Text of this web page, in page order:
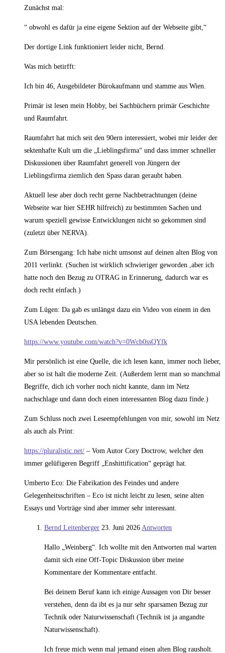
Zunächst mal:
“ obwohl es dafür ja eine eigene Sektion auf der Webseite gibt,“
Der dortige Link funktioniert leider nicht, Bernd.
Was mich betirfft:
Ich bin 46, Ausgebildeter Bürokaufmann und stamme aus Wien.
Primär ist lesen mein Hobby, bei Sachbüchern primär Geschichte
und Raumfahrt.
Raumfahrt hat mich seit den 90ern interessiert, wobei mir leider der
sektenhafte Kult um die „Lieblingsfirma“ und dass immer schneller
Diskussionen über Raumfahrt generell von Jüngern der
Lieblingsfirma ziemlich den Spass daran geraubt haben.
Aktuell lese aber doch recht gerne Nachbetrachtungen (deine
Webseite war hier SEHR hilfreich) zu bestimmten Sachen und
warum speziell gewisse Entwicklungen nicht so gekommen sind
(zuletzt über NERVA).
Zum Börsengang: Ich habe nicht umsonst auf deinen alten Blog von
2011 verlinkt. (Suchen ist wirklich schwieriger geworden ,aber ich
hatte noch den Bezug zu OTRAG in Erinnerung, dadurch war es
doch recht einfach.)
Zum Lügen: Da gab es unlängst dazu ein Video von einem in den
USA lebenden Deutschen.
https://www.youtube.com/watch?v=0Wcb0ssQYfk
Mir persönlich ist eine Quelle, die ich lesen kann, immer noch lieber,
aber so ist halt die moderne Zeit. (Außerdem lernt man so manchmal
Begriffe, dich ich vorher noch nicht kannte, dann im Netz
nachschlage und dann doch einen interessanten Blog dazu finde.)
Zum Schluss noch zwei Leseempfehlungen von mir, sowohl im Netz
als auch als Print:
https://pluralistic.net/ – Vom Autor Cory Doctrow, welcher den
immer gelüfigeren Begriff „Enshittification“ geprägt hat.
Umberto Eco: Die Fabrikation des Feindes und andere
Gelegenheitsschriften – Eco ist nicht leicht zu lesen, seine alten
Essays und Vorträge sind aber immer sehr interessant.
Bernd Leitenberger 23. Juni 2026 Antworten
Hallo „Weinberg“. Ich wollte mit den Antworten mal warten
damit sich eine Off-Topic Diskussion über meine
Kommentare der Kommentare entfacht.
Bei deinem Beruf kann ich einige Aussagen von Dir besser
verstehen, denn da ibt es ja nur sehr sparsamen Bezug zur
Technik oder Naturwissenschaft (Technik ist ja angandte
Naturwissenschaft).
Ich freue mich wenn mal jemand einen alten Blog rausholt.